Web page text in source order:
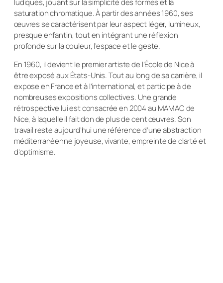
ludiques, jouant sur la simplicité des formes et la
saturation chromatique. À partir des années 1960, ses
œuvres se caractérisent par leur aspect léger, lumineux,
presque enfantin, tout en intégrant une réflexion
profonde sur la couleur, l’espace et le geste.
En 1960, il devient le premier artiste de l’École de Nice à
être exposé aux États-Unis. Tout au long de sa carrière, il
expose en France et à l’international, et participe à de
nombreuses expositions collectives. Une grande
rétrospective lui est consacrée en 2004 au MAMAC de
Nice, à laquelle il fait don de plus de cent œuvres. Son
travail reste aujourd’hui une référence d’une abstraction
méditerranéenne joyeuse, vivante, empreinte de clarté et
d’optimisme.